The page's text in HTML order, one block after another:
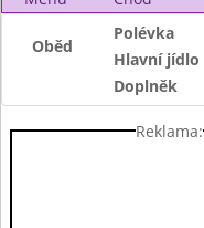
Oběd
Polévka
Hlavní jídlo
Doplněk
Reklama: